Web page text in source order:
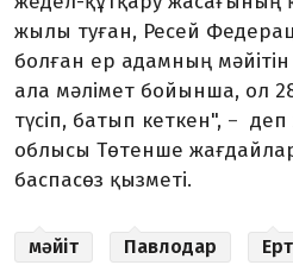
жылы туған, Ресей
болған ер адамның
ала мәлімет бойынша, ол
түсіп, батып кеткен", – деп
облысы Төтенше
баспасөз қызметі.
мәйіт Павлодар